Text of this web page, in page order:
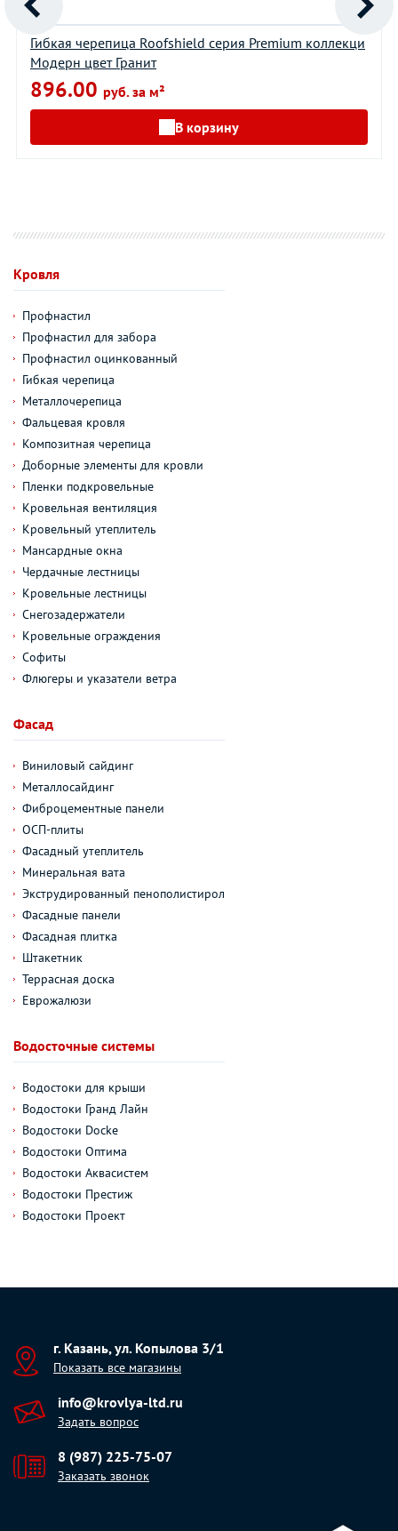
Гибкая черепица Roofshield серия Premium коллекци
Модерн цвет Гранит
896.00 руб. за м²
В корзину
Кровля
Профнастил
Профнастил для забора
Профнастил оцинкованный
Гибкая черепица
Металлочерепица
Фальцевая кровля
Композитная черепица
Доборные элементы для кровли
Пленки подкровельные
Кровельная вентиляция
Кровельный утеплитель
Мансардные окна
Чердачные лестницы
Кровельные лестницы
Снегозадержатели
Кровельные ограждения
Софиты
Флюгеры и указатели ветра
Фасад
Виниловый сайдинг
Металлосайдинг
Фиброцементные панели
ОСП-плиты
Фасадный утеплитель
Минеральная вата
Экструдированный пенополистирол
Фасадные панели
Фасадная плитка
Штакетник
Террасная доска
Еврожалюзи
Водосточные системы
Водостоки для крыши
Водостоки Гранд Лайн
Водостоки Docke
Водостоки Оптима
Водостоки Аквасистем
Водостоки Престиж
Водостоки Проект
г. Казань, ул. Копылова 3/1
Показать все магазины
info@krovlya-ltd.ru
Задать вопрос
8 (987) 225-75-07
Заказать звонок